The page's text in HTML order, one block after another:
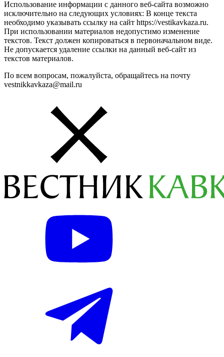
Использование информации с данного веб-сайта возможно
исключительно на следующих условиях: В конце текста
необходимо указывать ссылку на сайт https://vestikavkaza.ru.
При использовании материалов недопустимо изменение
текстов. Текст должен копироваться в первоначальном виде.
Не допускается удаление ссылки на данный веб-сайт из
текстов материалов.
По всем вопросам, пожалуйста, обращайтесь на почту
vestnikkavkaza@mail.ru